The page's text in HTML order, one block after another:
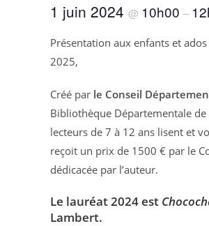
1 juin 2024 @ 10h00 –
Présentation aux enfants et
2025,
Créé par le Conseil
Bibliothèque Départementale de
lecteurs de 7 à 12 ans lisent et
reçoit un prix de 1500 € par le
dédicacée par l’auteur.
Le lauréat 2024 est
Lambert.